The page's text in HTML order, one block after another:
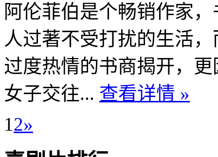
阿伦菲伯是个畅销作家
人过著不受打扰的生活
过度热情的书商揭开，
女子交往... 查看详情 »
1 2»